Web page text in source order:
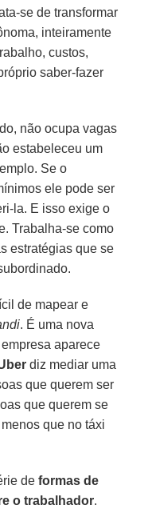
se de transformar
inteiramente
custos,
saber-fazer
não ocupa vagas
estabeleceu um
Se o
ele pode ser
la. E isso exige o
Trabalha-se como
estratégias que se
de mapear e
. É uma nova
aparece
diz mediar uma
que querem ser
que querem se
que no táxi
deformas de
o trabalhador.